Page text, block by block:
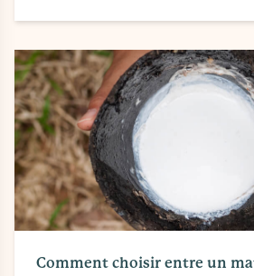
Comment choisir entre un